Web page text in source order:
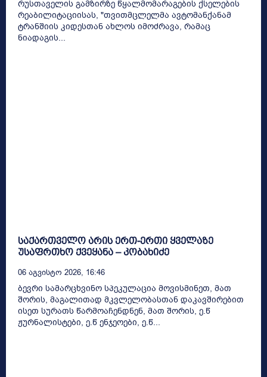
რუსთაველის გამზირზე წყალმომარაგების ქსელების
რეაბილიტაციისას, "თვითმცლელმა ავტომანქანამ
ტრანშიის კიდესთან ახლოს იმოძრავა, რამაც
ნიადაგის...
საქართველო არის ერთ-ერთი ყველაზე
უსაფრთხო ქვეყანა – კობახიძე
06 Აგვისტო 2026, 16:46
ბევრი სამარცხვინო სპეკულაცია მოვისმინეთ, მათ
შორის, მაგალითად მკვლელობასთან დაკავშირებით
ისეთ სურათს წარმოაჩენდნენ, მათ შორის, ე.წ
ჟურნალისტები, ე.წ ენჯეოები, ე.წ...